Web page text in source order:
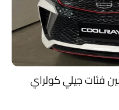
فئات جيلي كولراي